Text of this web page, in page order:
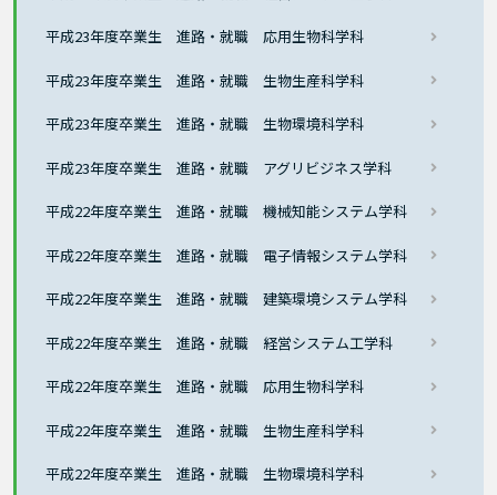
平成23年度卒業生 進路・就職 応用生物科学科
平成23年度卒業生 進路・就職 生物生産科学科
平成23年度卒業生 進路・就職 生物環境科学科
平成23年度卒業生 進路・就職 アグリビジネス学科
平成22年度卒業生 進路・就職 機械知能システム学科
平成22年度卒業生 進路・就職 電子情報システム学科
平成22年度卒業生 進路・就職 建築環境システム学科
平成22年度卒業生 進路・就職 経営システム工学科
平成22年度卒業生 進路・就職 応用生物科学科
平成22年度卒業生 進路・就職 生物生産科学科
平成22年度卒業生 進路・就職 生物環境科学科